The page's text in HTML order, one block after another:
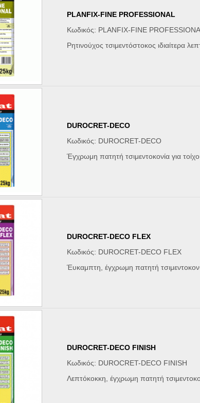
PLANFIX-FINE PROFESSIONAL
Κωδικός: PLANFIX-FINE
Ρητινούχος τσιμεντόστοκος ιδιαίτερα
DUROCRET-DECO
Κωδικός: DUROCRET-DECO
Έγχρωμη πατητή τσιμεντοκονία για
DUROCRET-DECO FLEX
Κωδικός: DUROCRET-DECO FLEX
Έυκαμπτη, έγχρωμη πατητή
DUROCRET-DECO FINISH
Κωδικός: DUROCRET-DECO FINISH
Λεπτόκοκκη, έγχρωμη πατητή